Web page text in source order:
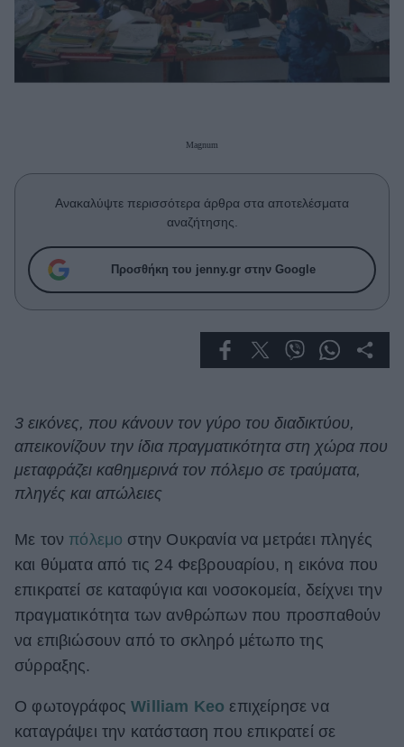
Parenting
Working Girl
Real Women
Who
True Stories
Success Stories
Ζώδια
Cooking
Green
Αφιερώματα
ΒΟΞ
Χωρίς Ταμπέλες
Women's Forum
Magnum
Ανακαλύψτε περισσότερα άρθρα στα αποτελέσματα
αναζήτησης.
Προσθήκη του jenny.gr στην Google
3 εικόνες, που κάνουν τον γύρο του διαδικτύου,
απεικονίζουν την ίδια πραγματικότητα στη χώρα που
μεταφράζει καθημερινά τον πόλεμο σε τραύματα,
πληγές και απώλειες
Με τον πόλεμο στην Ουκρανία να μετράει πληγές
και θύματα από τις 24 Φεβρουαρίου, η εικόνα που
επικρατεί σε καταφύγια και νοσοκομεία, δείχνει την
πραγματικότητα των ανθρώπων που προσπαθούν
να επιβιώσουν από το σκληρό μέτωπο της
σύρραξης.
Ο φωτογράφοςWilliam Keo επιχείρησε να
καταγράψει την κατάσταση που επικρατεί σε